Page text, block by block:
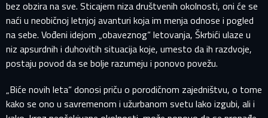
bez obzira na sve. Sticajem niza društvenih okolnosti, oni će se
naći u neobičnoj letnjoj avanturi koja im menja odnose i pogled
na sebe. Vođeni idejom „obaveznog“ letovanja, Škrbići ulaze u
niz apsurdnih i duhovitih situacija koje, umesto da ih razdvoje,
postaju povod da se bolje razumeju i ponovo povežu.
„Biće novih leta“ donosi priču o porodičnom zajedništvu, o tome
kako se ono u savremenom i užurbanom svetu lako izgubi, ali i